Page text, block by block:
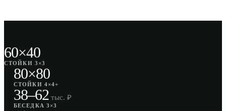
60×40
СТОЙКИ 3×3
80×80
СТОЙКИ 4×4+
38–62 тыс. ₽
БЕСЕДКА 3×3